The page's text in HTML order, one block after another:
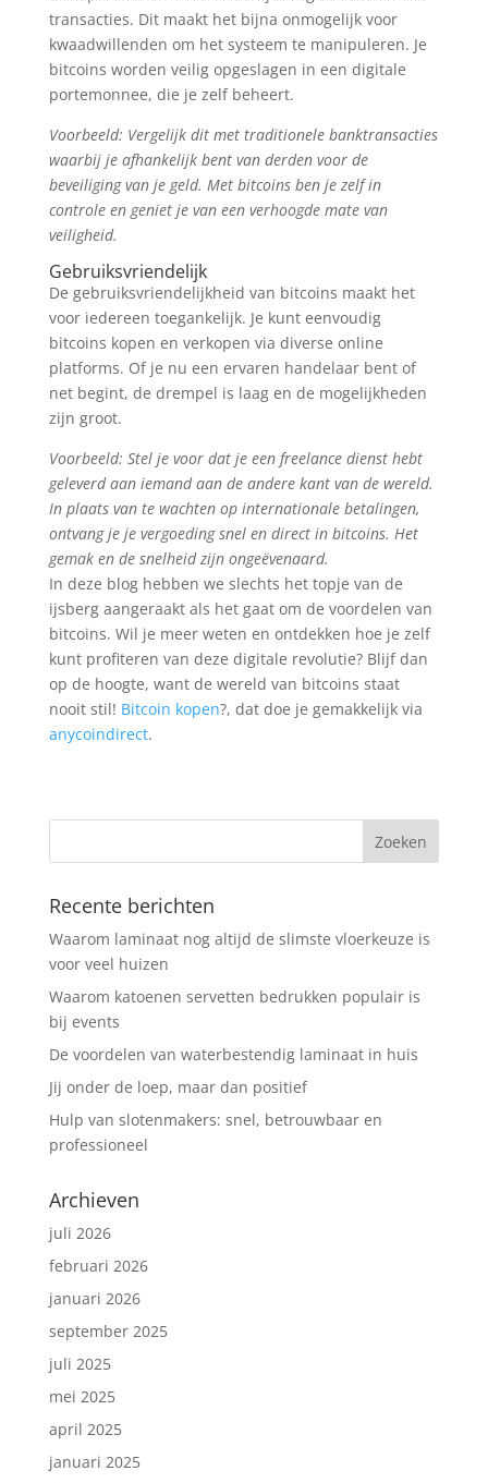
transacties. Dit maakt het bijna onmogelijk voor
kwaadwillenden om het systeem te manipuleren. Je
bitcoins worden veilig opgeslagen in een digitale
portemonnee, die je zelf beheert.
Voorbeeld: Vergelijk dit met traditionele banktransacties
waarbij je afhankelijk bent van derden voor de
beveiliging van je geld. Met bitcoins ben je zelf in
controle en geniet je van een verhoogde mate van
veiligheid.
Gebruiksvriendelijk
De gebruiksvriendelijkheid van bitcoins maakt het
voor iedereen toegankelijk. Je kunt eenvoudig
bitcoins kopen en verkopen via diverse online
platforms. Of je nu een ervaren handelaar bent of
net begint, de drempel is laag en de mogelijkheden
zijn groot.
Voorbeeld: Stel je voor dat je een freelance dienst hebt
geleverd aan iemand aan de andere kant van de wereld.
In plaats van te wachten op internationale betalingen,
ontvang je je vergoeding snel en direct in bitcoins. Het
gemak en de snelheid zijn ongeëvenaard.
In deze blog hebben we slechts het topje van de
ijsberg aangeraakt als het gaat om de voordelen van
bitcoins. Wil je meer weten en ontdekken hoe je zelf
kunt profiteren van deze digitale revolutie? Blijf dan
op de hoogte, want de wereld van bitcoins staat
nooit stil! Bitcoin kopen?, dat doe je gemakkelijk via
anycoindirect.
Recente berichten
Waarom laminaat nog altijd de slimste vloerkeuze is
voor veel huizen
Waarom katoenen servetten bedrukken populair is
bij events
De voordelen van waterbestendig laminaat in huis
Jij onder de loep, maar dan positief
Hulp van slotenmakers: snel, betrouwbaar en
professioneel
Archieven
juli 2026
februari 2026
januari 2026
september 2025
juli 2025
mei 2025
april 2025
januari 2025